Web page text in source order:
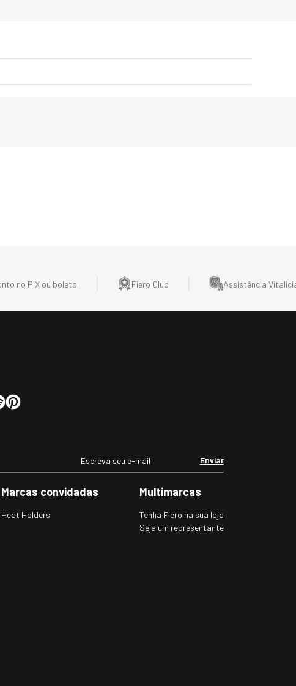
no PIX ou boleto Fiero Club Assistência
Enviar
Marcas convidadas
Heat Holders
Multimarcas
Tenha Fiero na sua loja
Seja um representante